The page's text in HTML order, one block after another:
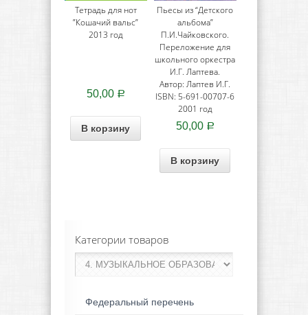
Тетрадь для нот
”Кошачий вальс”
2013 год
50,00 Р
В корзину
Пьесы из “Детского
альбома”
П.И.Чайковского.
Переложение для
школьного оркестра
И.Г. Лаптева.
Автор: Лаптев И.Г.
ISBN: 5-691-00707-6
2001 год
50,00 Р
В корзину
Категории товаров
Федеральный перечень